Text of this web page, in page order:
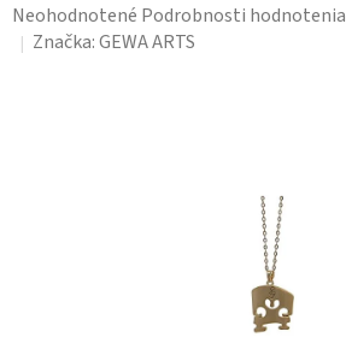
Priemerné
hodnotenie
Neohodnotené Podrobnosti hodnotenia
Značka:GEWA ARTS